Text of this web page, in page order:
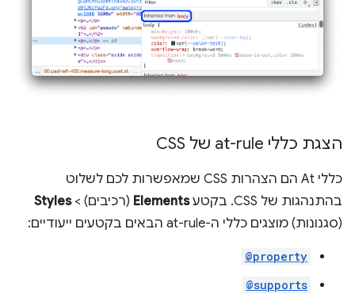
הצגת כללי at-rule של CSS
כללי At הם הצהרות CSS שמאפשרות לכם לשלוט
בהתנהגות של CSS. בקטע
Elements (רכיבים) >Styles
(סגנונות) מוצגים כללי ה-at-rule הבאים בקטעים ייעודיים:
@property
@supports